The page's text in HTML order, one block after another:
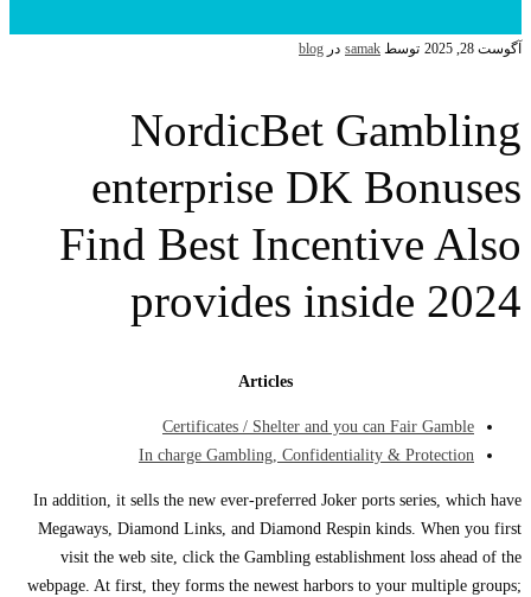
آگوست 28, 2025 توسط samak در blog
NordicBet Gambling
enterprise DK Bonuses
Find Best Incentive Also
provides inside 2024
Articles
Certificates / Shelter and you can Fair Gamble
In charge Gambling, Confidentiality & Protection
In addition, it sells the new ever-preferred Joker ports series, which have
Megaways, Diamond Links, and Diamond Respin kinds. When you first
visit the web site, click the Gambling establishment loss ahead of the
webpage. At first, they forms the newest harbors to your multiple groups;